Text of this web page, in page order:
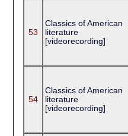
53
Classics of American
literature
[videorecording]
54
Classics of American
literature
[videorecording]